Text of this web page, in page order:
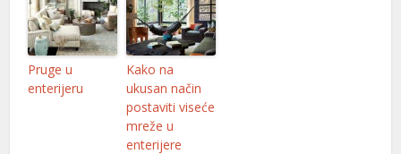
Pruge u
enterijeru
Kako na
ukusan način
postaviti viseće
mreže u
enterijere